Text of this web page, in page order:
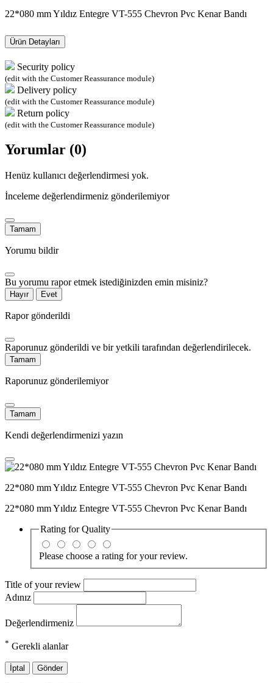
22*080 mm Yıldız Entegre VT-555 Chevron Pvc Kenar Bandı
Ürün Detayları
Security policy
(edit with the Customer Reassurance module)
Delivery policy
(edit with the Customer Reassurance module)
Return policy
(edit with the Customer Reassurance module)
Yorumlar (0)
Henüz kullanıcı değerlendirmesi yok.
İnceleme değerlendirmeniz gönderilemiyor
Tamam
Yorumu bildir
Bu yorumu rapor etmek istediğinizden emin misiniz?
Hayır Evet
Rapor gönderildi
Raporunuz gönderildi ve bir yetkili tarafından değerlendirilecek.
Tamam
Raporunuz gönderilemiyor
Tamam
Kendi değerlendirmenizi yazın
22*080 mm Yıldız Entegre VT-555 Chevron Pvc Kenar Bandı
22*080 mm Yıldız Entegre VT-555 Chevron Pvc Kenar Bandı
Rating forQuality
Please choose a rating for your review.
Title of your review
Adınız
Değerlendirmeniz
* Gerekli alanlar
İptal Gönder